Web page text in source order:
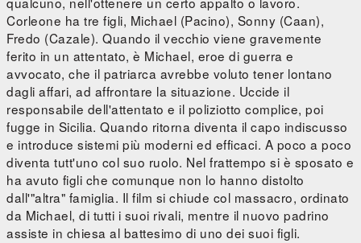
Corleone ha tre figli, Michael (Pacino), Sonny (Caan),
Fredo (Cazale). Quando il vecchio viene gravemente
ferito in un attentato, è Michael, eroe di guerra e
avvocato, che il patriarca avrebbe voluto tener lontano
dagli affari, ad affrontare la situazione. Uccide il
responsabile dell'attentato e il poliziotto complice, poi
fugge in Sicilia. Quando ritorna diventa il capo indiscusso
e introduce sistemi più moderni ed efficaci. A poco a poco
diventa tutt'uno col suo ruolo. Nel frattempo si è sposato e
ha avuto figli che comunque non lo hanno distolto
dall'"altra" famiglia. Il film si chiude col massacro, ordinato
da Michael, di tutti i suoi rivali, mentre il nuovo padrino
assiste in chiesa al battesimo di uno dei suoi figli.